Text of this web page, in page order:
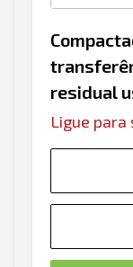
residual
Ligue para